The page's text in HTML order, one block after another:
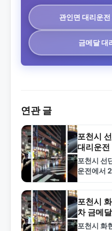
관인면 대리운전
금메달 대
연관 글
포천시
대리운전
포천시 선
운전에서
지금 바로
포천시
차 금메
1577-
포천시 화